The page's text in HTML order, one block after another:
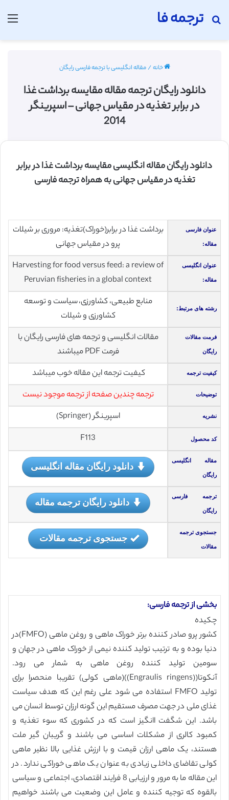
ترجمه فا
جستجو برای
خانه/مقاله انگلیسی با ترجمه فارسی رایگان
دانلود رایگان ترجمه مقاله مقایسه برداشت غذا
در برابر تغذیه در مقیاس جهانی – اسپرینگر
2014
دانلود رایگان مقاله انگلیسی مقایسه برداشت غذا در برابر
تغذیه در مقیاس جهانی به همراه ترجمه فارسی
عنوان فارسی
مقاله:
برداشت غذا در برابر(خوراک)تغذیه: مروری بر شیلات
پرو در مقیاس جهانی
عنوان انگلیسی
مقاله:
Harvesting for food versus feed: a review of
Peruvian fisheries in a global context
رشته های مرتبط:
منابع طبیعی، کشاورزی، سیاست و توسعه
کشاورزی و شیلات
فرمت مقالات
رایگان
مقالات انگلیسی و ترجمه های فارسی رایگان با
فرمت PDF میباشند
کیفیت ترجمه کیفیت ترجمه این مقاله خوب میباشد
توضیحات ترجمه چندین صفحه از ترجمه موجود نیست
نشریه اسپرینگر (Springer)
کد محصول F113
مقاله انگلیسی
رایگان
دانلود رایگان مقاله انگلیسی
ترجمه فارسی
رایگان
دانلود رایگان ترجمه مقاله
جستجوی ترجمه
مقالات
جستجوی ترجمه مقالات
بخشی از ترجمه فارسی:
چکیده
کشور پرو صادر کننده برتر خوراک ماهی و روغن ماهی (FMFO)در
دنیا بوده و به ترتیب تولید کننده نیمی از خوراک ماهی در جهان و
سومین تولید کننده روغن ماهی به شمار می رود.
آنکوتا((Engraulis ringens))(ماهی کولی) تقریبا منحصرا برای
تولید FMFO استفاده می شود علی رغم این که هدف سیاست
غذای ملی در جهت مصرف مستقیم این گونه ارزان توسط انسان می
باشد. این شگفت اانگیز است که در کشوری که سوء تغذیه و
کمبود کالری از مشکلات اساسی می باشند و گریبان گیر ملت
هستند، یک ماهی ارزان قیمت و با ارزش غذایی بالا نظیر ماهی
کولی تقاضای داخلی زیادی به عنوان یک ماهی خوراکی ندارد. در
این مقاله ما به مرور و ارزیابی 8 فرایند اقتصادی، اجتماعی و سیاسی
بالقوه که توجیه کننده و عامل این وضعیت می باشند خواهیم